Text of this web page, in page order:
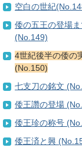
空白の世紀
倭の五王の登場
(No.149)
4世紀後半の倭の
(No.150)
七支刀の銘文
倭王讚の登場
倭王珍の称号
倭王済と興